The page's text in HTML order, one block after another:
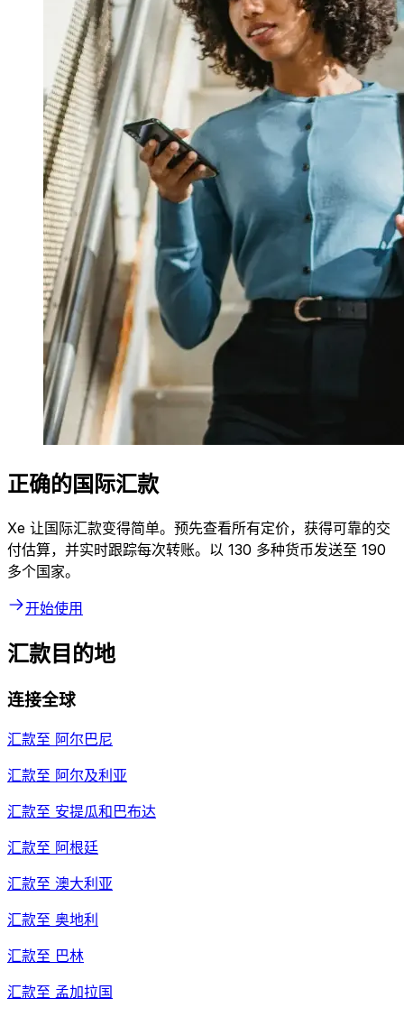
正确的国际汇款
Xe 让国际汇款变得简单。预先查看所有定价，获得可靠的交
付估算，并实时跟踪每次转账。以 130 多种货币发送至 190
多个国家。
开始使用
汇款目的地
连接全球
汇款至 阿尔巴尼
汇款至 阿尔及利亚
汇款至 安提瓜和巴布达
汇款至 阿根廷
汇款至 澳大利亚
汇款至 奥地利
汇款至 巴林
汇款至 孟加拉国